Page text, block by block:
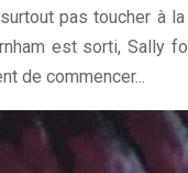
pas toucher à
est sorti, Sally
de commencer...